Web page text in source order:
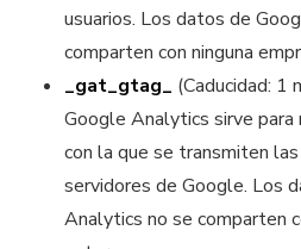
usuarios. Los datos de
comparten con ninguna
_gat_gtag_ (Caducidad: 1
Google Analytics sirve para
con la que se transmiten
servidores de Google. Los
Analytics no se comparten